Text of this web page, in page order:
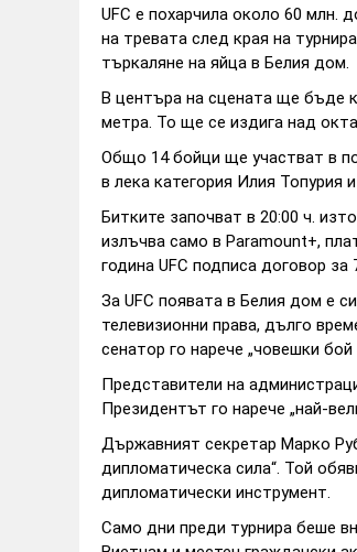
UFC е похарчила около 60 млн.
на тревата след края на
търкаляне на яйца в Белия дом.
В центъра на сцената ще бъде
метра. То ще се издига над
Общо 14 бойци ще участват в
в лека категория Илия
Битките започват в 20:00 ч.
излъчва само в Paramount+,
година UFC подписа договор
За UFC появата в Белия дом е
телевизионни права, дълго
сенатор го нарече „човешки бой
Представители на
Президентът го нарече „най-
Държавният секретар Марко
дипломатическа сила“. Той
дипломатически инструмент.
Само дни преди турнира беше